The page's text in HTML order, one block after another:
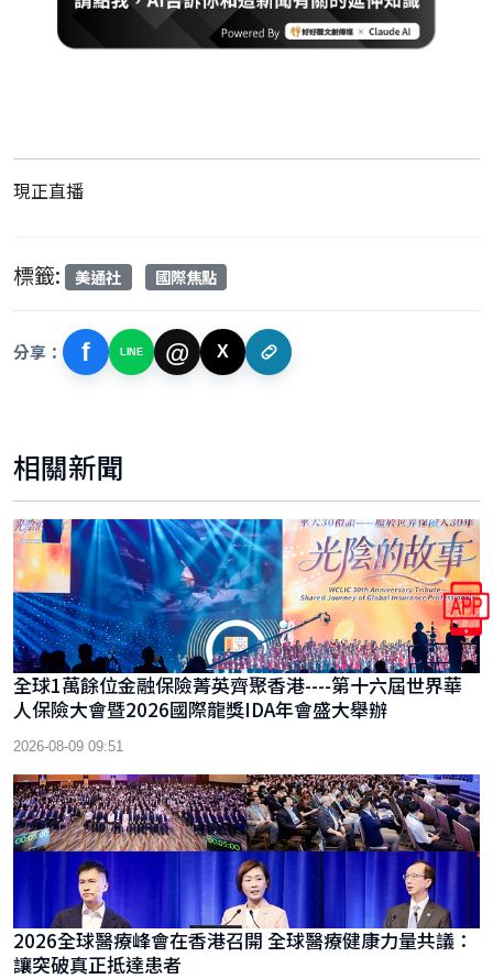
現正直播
標籤: 美通社 國際焦點
分享： f LINE @ X
相關新聞
全球1萬餘位金融保險菁英齊聚香港----第十六屆世界華
人保險大會暨2026國際龍獎IDA年會盛大舉辦
2026-08-09 09:51
2026全球醫療峰會在香港召開 全球醫療健康力量共議：
讓突破真正抵達患者